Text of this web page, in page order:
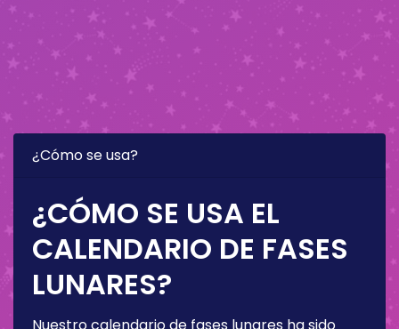
¿Cómo se usa?
¿CÓMO SE USA EL
CALENDARIO DE FASES
LUNARES?